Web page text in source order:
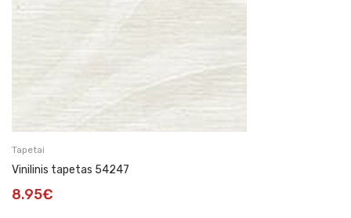
Tapetai
Vinilinis tapetas 54247
8.95€